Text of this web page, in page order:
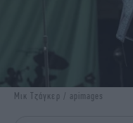
PODCAST
iBOOKS
Μικ Τζάγκερ / apimages